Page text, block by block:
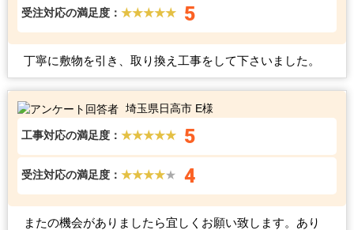
受注対応の満足度： ★★★★★ 5
丁寧に敷物を引き、取り換え工事をして下さいました。
埼玉県日高市 E様
工事対応の満足度： ★★★★★ 5
受注対応の満足度： ★★★★★ 4
またの機会がありましたら宜しくお願い致します。あり